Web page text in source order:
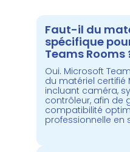
Faut-il du
spécifique
Teams Rooms
Oui. Microsoft
du matériel certifié
incluant caméra,
contrôleur, afin de
compatibilité
professionnelle en